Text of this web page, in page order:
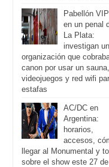
Pabellón VIP
en un penal
La Plata:
investigan
organización que
canon por usar un sauna,
videojuegos y red wifi
estafas
AC/DC en
Argentina:
horarios,
accesos,
llegar al Monumental y
sobre el show este 27 de